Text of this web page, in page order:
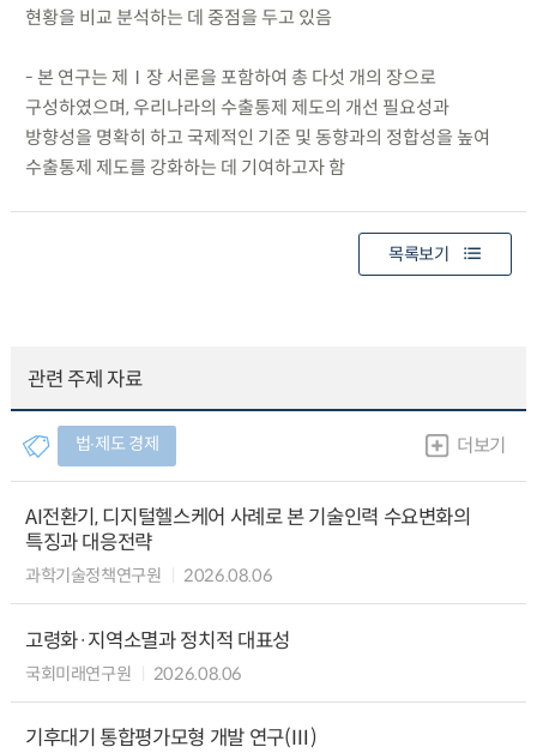
현황을 비교 분석하는 데 중점을 두고 있음
- 본 연구는 제Ⅰ장 서론을 포함하여 총 다섯 개의 장으로
구성하였으며, 우리나라의 수출통제 제도의 개선 필요성과
방향성을 명확히 하고 국제적인 기준 및 동향과의 정합성을 높여
수출통제 제도를 강화하는 데 기여하고자 함
목록보기
관련 주제 자료
법∙제도 경제 더보기
AI전환기, 디지털헬스케어 사례로 본 기술인력 수요변화의
특징과 대응전략
과학기술정책연구원 2026.08.06
고령화·지역소멸과 정치적 대표성
국회미래연구원 2026.08.06
기후대기 통합평가모형 개발 연구(Ⅲ)